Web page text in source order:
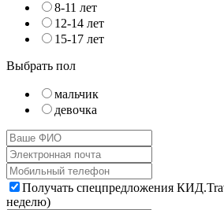
8-11 лет
12-14 лет
15-17 лет
Выбрать пол
мальчик
девочка
Получать спецпредложения
неделю)